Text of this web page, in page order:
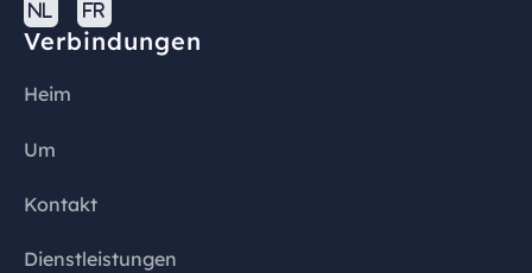
NL FR
Verbindungen
Heim
Um
Kontakt
Dienstleistungen